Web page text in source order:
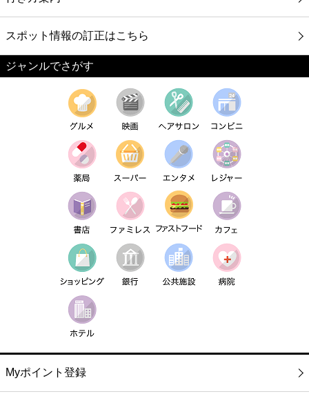
スポット情報の訂正はこちら
ジャンルでさがす
Myポイント登録